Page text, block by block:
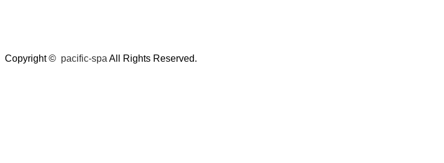
Copyright © pacific-spa All Rights Reserved.